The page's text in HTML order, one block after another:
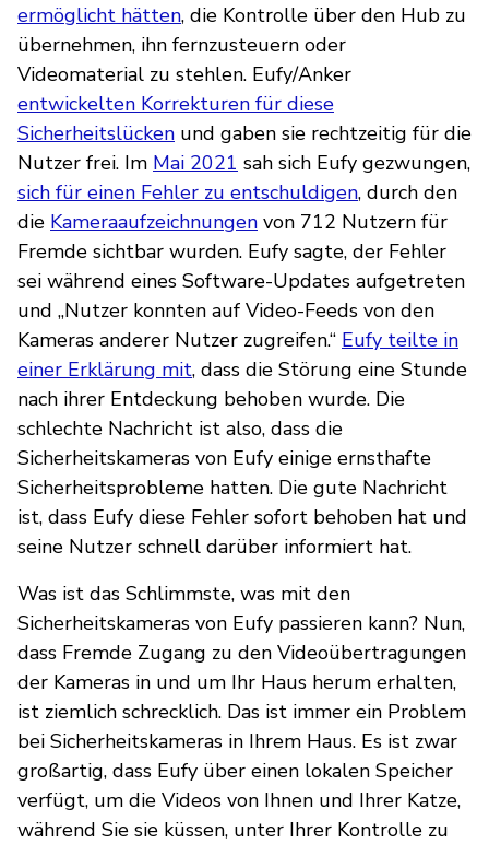
ermöglicht hätten, die Kontrolle über den Hub zu
übernehmen, ihn fernzusteuern oder
Videomaterial zu stehlen. Eufy/Anker
entwickelten Korrekturen für diese
Sicherheitslücken und gaben sie rechtzeitig für die
Nutzer frei. Im Mai 2021 sah sich Eufy gezwungen,
sich für einen Fehler zu entschuldigen, durch den
die Kameraaufzeichnungen von 712 Nutzern für
Fremde sichtbar wurden. Eufy sagte, der Fehler
sei während eines Software-Updates aufgetreten
und „Nutzer konnten auf Video-Feeds von den
Kameras anderer Nutzer zugreifen.“ Eufy teilte in
einer Erklärung mit, dass die Störung eine Stunde
nach ihrer Entdeckung behoben wurde. Die
schlechte Nachricht ist also, dass die
Sicherheitskameras von Eufy einige ernsthafte
Sicherheitsprobleme hatten. Die gute Nachricht
ist, dass Eufy diese Fehler sofort behoben hat und
seine Nutzer schnell darüber informiert hat.
Was ist das Schlimmste, was mit den
Sicherheitskameras von Eufy passieren kann? Nun,
dass Fremde Zugang zu den Videoübertragungen
der Kameras in und um Ihr Haus herum erhalten,
ist ziemlich schrecklich. Das ist immer ein Problem
bei Sicherheitskameras in Ihrem Haus. Es ist zwar
großartig, dass Eufy über einen lokalen Speicher
verfügt, um die Videos von Ihnen und Ihrer Katze,
während Sie sie küssen, unter Ihrer Kontrolle zu